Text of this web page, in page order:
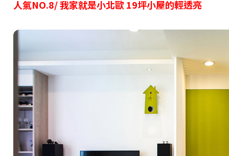
人氣NO.8/ 我家就是小北歐 19坪小屋的輕透亮